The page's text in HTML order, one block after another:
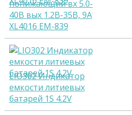
понижающий вх 5.0-
40В вых 1.2В-35В, 9A
XL4016 EM-839
LIO302 Индикатор
емкости литиевых
батарей 1S 4.2V